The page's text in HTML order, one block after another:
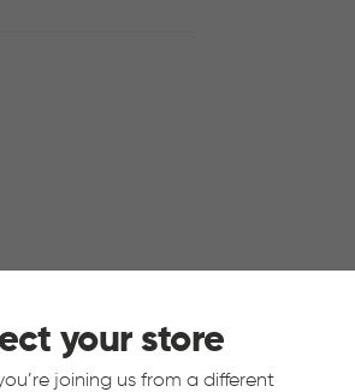
your store
joining us from a different